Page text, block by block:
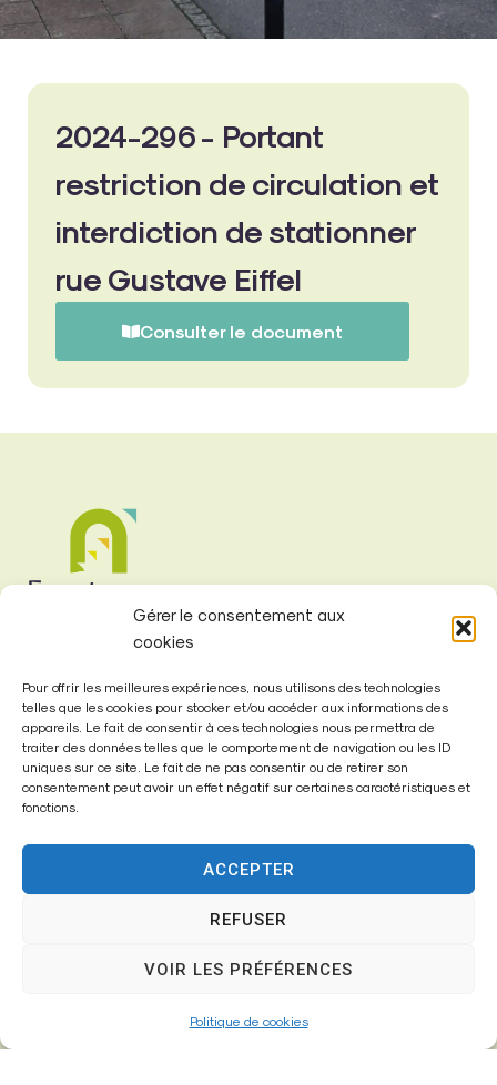
Gérer le consentement aux
cookies
Pour offrir les meilleures expériences, nous utilisons des technologies
telles que les cookies pour stocker et/ou accéder aux informations des
appareils. Le fait de consentir à ces technologies nous permettra de
traiter des données telles que le comportement de navigation ou les ID
uniques sur ce site. Le fait de ne pas consentir ou de retirer son
consentement peut avoir un effet négatif sur certaines caractéristiques et
fonctions.
ACCEPTER
REFUSER
VOIR LES PRÉFÉRENCES
Politique de cookies
2024-296 - Portant
restriction de circulation et
interdiction de stationner
rue Gustave Eiffel
Consulter le document
Mairie de
Fontenay-Trésigny
77610 – Fontenay-Trésigny
01 64 25 90 67